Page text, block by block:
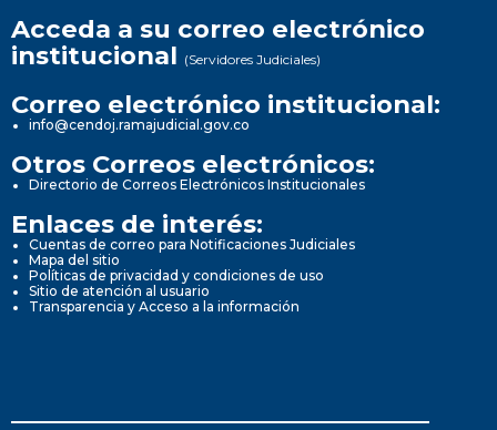
Acceda a su correo electrónico
institucional (Servidores Judiciales)
Correo electrónico institucional:
info@cendoj.ramajudicial.gov.co
Otros Correos electrónicos:
Directorio de Correos Electrónicos Institucionales
Enlaces de interés:
Cuentas de correo para Notificaciones Judiciales
Mapa del sitio
Políticas de privacidad y condiciones de uso
Sitio de atención al usuario
Transparencia y Acceso a la información